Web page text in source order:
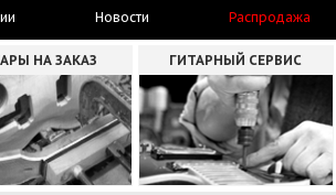
Новости Распродажа
НА ЗАКАЗ ГИТАРНЫЙ СЕРВИС